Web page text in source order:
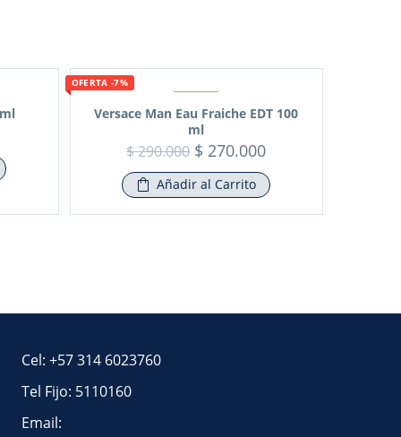
OFERTA -7%
Versace Man Eau Fraiche EDT 100
ml
$290.000 $ 270.000
Añadir al Carrito
Cel: +57 314 6023760
Tel Fijo: 5110160
Email: